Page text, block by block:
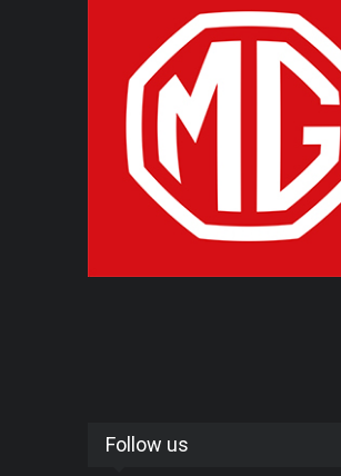
Follow us